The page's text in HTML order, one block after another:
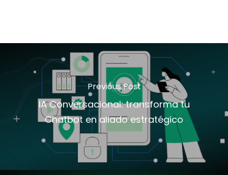
Previous Post
IA Conversacional: transforma tu
Chatbot en aliado estratégico